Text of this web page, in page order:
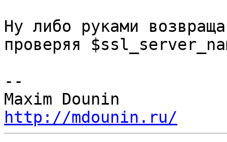
Ну либо руками
проверяя
--
http://mdounin.ru/